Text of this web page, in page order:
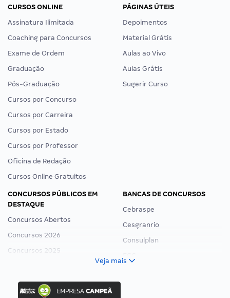
CURSOS ONLINE
Assinatura Ilimitada
Coaching para Concursos
Exame de Ordem
Graduação
Pós-Graduação
Cursos por Concurso
Cursos por Carreira
Cursos por Estado
Cursos por Professor
Oficina de Redação
Cursos Online Gratuitos
PÁGINAS ÚTEIS
Depoimentos
Material Grátis
Aulas ao Vivo
Aulas Grátis
Sugerir Curso
CONCURSOS PÚBLICOS EM
DESTAQUE
Concursos Abertos
Concursos 2026
Concursos 2025
Concurso Ibama
BANCAS DE CONCURSOS
Cebraspe
Cesgranrio
Consulplan
Veja mais